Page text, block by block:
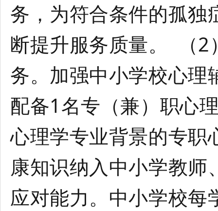
务，为符合条件的孤独
断提升服务质量。 （2
务。加强中小学校心理
配备1名专（兼）职心
心理学专业背景的专职
康知识纳入中小学教
应对能力。中小学校每